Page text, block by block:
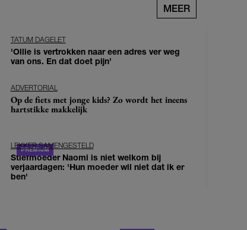
MEER
TATUM DAGELET
'Ollie is vertrokken naar een adres ver weg
van ons. En dat doet pijn’
ADVERTORIAL
Op de fiets met jonge kids? Zo wordt het ineens
hartstikke makkelijk
LEKKER SAMENGESTELD
Stiefmoeder Naomi is niet welkom bij
verjaardagen: 'Hun moeder wil niet dat ik er
ben'